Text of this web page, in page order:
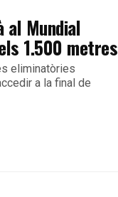
al Mundial
1.500 metres
eliminatòries
a la final de